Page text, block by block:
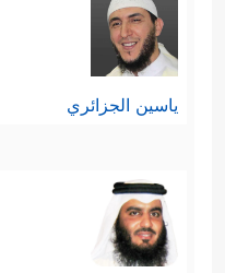
ياسين الجزائري